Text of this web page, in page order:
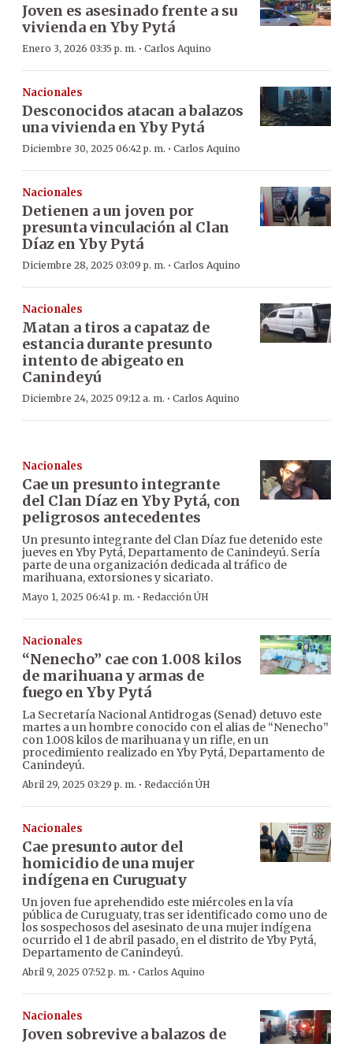
Joven es asesinado frente a su
vivienda en Yby Pytá
Enero 3, 2026 03:35 p. m. · Carlos Aquino
Nacionales
Desconocidos atacan a balazos
una vivienda en Yby Pytá
Diciembre 30, 2025 06:42 p. m. · Carlos Aquino
Nacionales
Detienen a un joven por
presunta vinculación al Clan
Díaz en Yby Pytá
Diciembre 28, 2025 03:09 p. m. · Carlos Aquino
Nacionales
Matan a tiros a capataz de
estancia durante presunto
intento de abigeato en
Canindeyú
Diciembre 24, 2025 09:12 a. m. · Carlos Aquino
Nacionales
Cae un presunto integrante
del Clan Díaz en Yby Pytá, con
peligrosos antecedentes
Un presunto integrante del Clan Díaz fue detenido este
jueves en Yby Pytá, Departamento de Canindeyú. Sería
parte de una organización dedicada al tráfico de
marihuana, extorsiones y sicariato.
Mayo 1, 2025 06:41 p. m. · Redacción ÚH
Nacionales
“Nenecho” cae con 1.008 kilos
de marihuana y armas de
fuego en Yby Pytá
La Secretaría Nacional Antidrogas (Senad) detuvo este
martes a un hombre conocido con el alias de “Nenecho”
con 1.008 kilos de marihuana y un rifle, en un
procedimiento realizado en Yby Pytá, Departamento de
Canindeyú.
Abril 29, 2025 03:29 p. m. · Redacción ÚH
Nacionales
Cae presunto autor del
homicidio de una mujer
indígena en Curuguaty
Un joven fue aprehendido este miércoles en la vía
pública de Curuguaty, tras ser identificado como uno de
los sospechosos del asesinato de una mujer indígena
ocurrido el 1 de abril pasado, en el distrito de Yby Pytá,
Departamento de Canindeyú.
Abril 9, 2025 07:52 p. m. · Carlos Aquino
Nacionales
Joven sobrevive a balazos de